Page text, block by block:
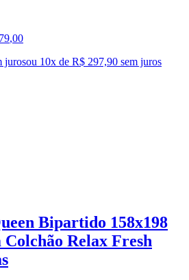
,00
jurosou 10x de R$ 297,90 sem juros
Bipartido 158x198
Colchão Relax Fresh